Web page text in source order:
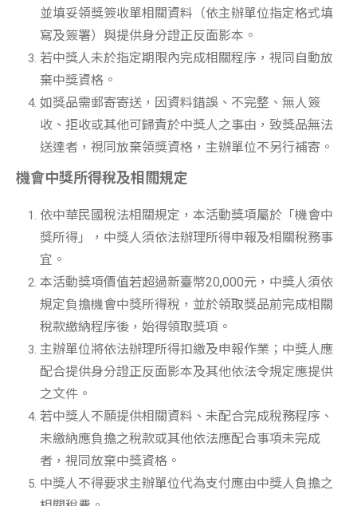
並填妥領獎簽收單相關資料（依主辦單位指定格式填
寫及簽署）與提供身分證正反面影本。
若中獎人未於指定期限內完成相關程序，視同自動放
棄中獎資格。
如獎品需郵寄寄送，因資料錯誤、不完整、無人簽
收、拒收或其他可歸責於中獎人之事由，致獎品無法
送達者，視同放棄領獎資格，主辦單位不另行補寄。
機會中獎所得稅及相關規定
依中華民國稅法相關規定，本活動獎項屬於「機會中
獎所得」，中獎人須依法辦理所得申報及相關稅務事
宜。
本活動獎項價值若超過新臺幣20,000元，中獎人須依
規定負擔機會中獎所得稅，並於領取獎品前完成相關
稅款繳納程序後，始得領取獎項。
主辦單位將依法辦理所得扣繳及申報作業；中獎人應
配合提供身分證正反面影本及其他依法令規定應提供
之文件。
若中獎人不願提供相關資料、未配合完成稅務程序、
未繳納應負擔之稅款或其他依法應配合事項未完成
者，視同放棄中獎資格。
中獎人不得要求主辦單位代為支付應由中獎人負擔之